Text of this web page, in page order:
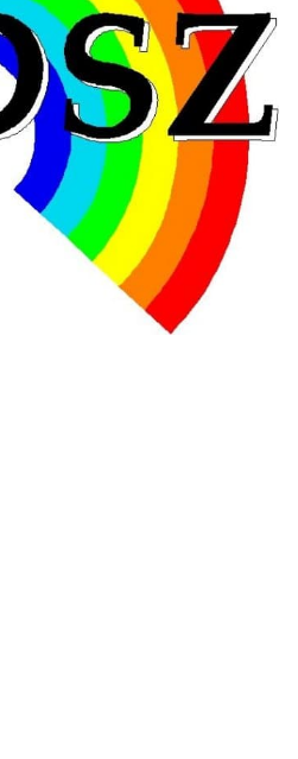
pour les politiques
Peter Magyar et son parti
remporté une large victoire,
Viktor Orban,…